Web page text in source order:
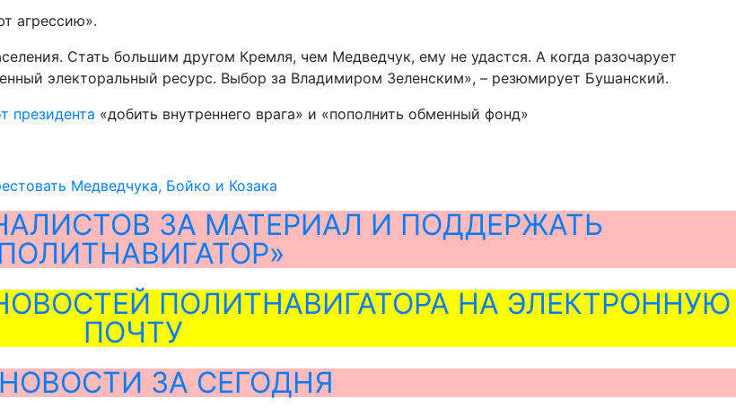
агрессию».
Стать большим другом Кремля, чем Медведчук, ему не удастся. А когда разочарует
электоральный ресурс. Выбор за Владимиром Зеленским», – резюмирует Бушанский.
президента «добить внутреннего врага» и «пополнить обменный фонд»
Медведчука, Бойко и Козака
ЗА МАТЕРИАЛ И ПОДДЕРЖАТЬ
ПОЛИТНАВИГАТОРА НА ЭЛЕКТРОННУЮ
ПОЧТУ
ЗА СЕГОДНЯ